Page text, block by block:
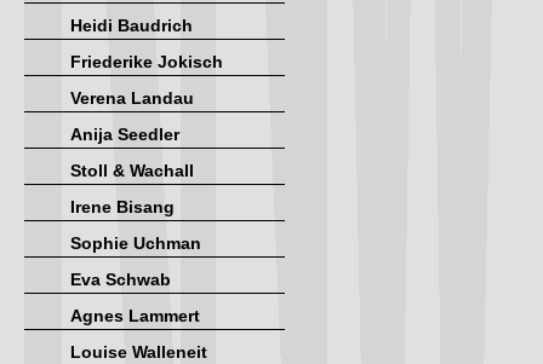
Heidi Baudrich
Friederike Jokisch
Verena Landau
Anija Seedler
Stoll & Wachall
Irene Bisang
Sophie Uchman
Eva Schwab
Agnes Lammert
Louise Walleneit